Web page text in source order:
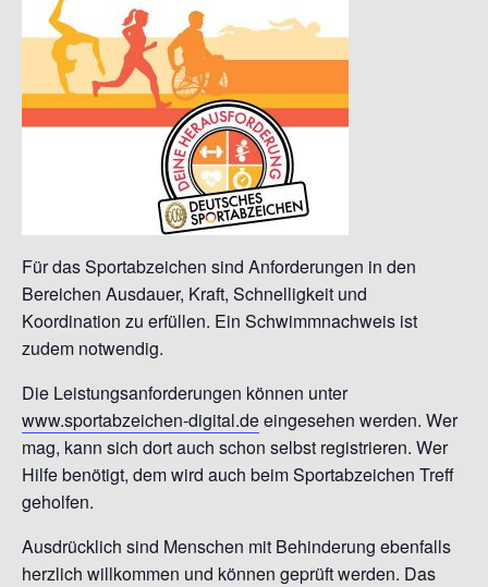
Für das Sportabzeichen sind Anforderungen in den
Bereichen Ausdauer, Kraft, Schnelligkeit und
Koordination zu erfüllen. Ein Schwimmnachweis ist
zudem notwendig.
Die Leistungsanforderungen können unter
www.sportabzeichen-digital.deeingesehen werden. Wer
mag, kann sich dort auch schon selbst registrieren. Wer
Hilfe benötigt, dem wird auch beim Sportabzeichen Treff
geholfen.
Ausdrücklich sind Menschen mit Behinderung ebenfalls
herzlich willkommen und können geprüft werden. Das